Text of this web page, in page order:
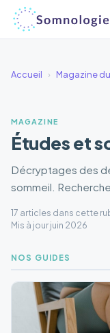
Aller
contenu
Accueil › Magazine
MAGAZINE
Études et
Décryptages des
sommeil.
17 articles dans cette
Mis à jour juin 2026
NOS GUIDES